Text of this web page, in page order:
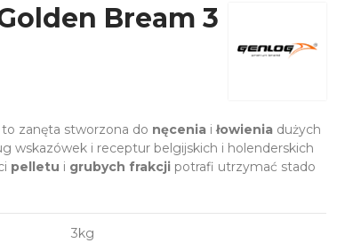
Bream 3
to zanęta stworzona do nęcenia i łowienia dużych
wskazówek i receptur belgijskich i holenderskich
pelletu i grubych frakcji potrafi utrzymać stado
3kg